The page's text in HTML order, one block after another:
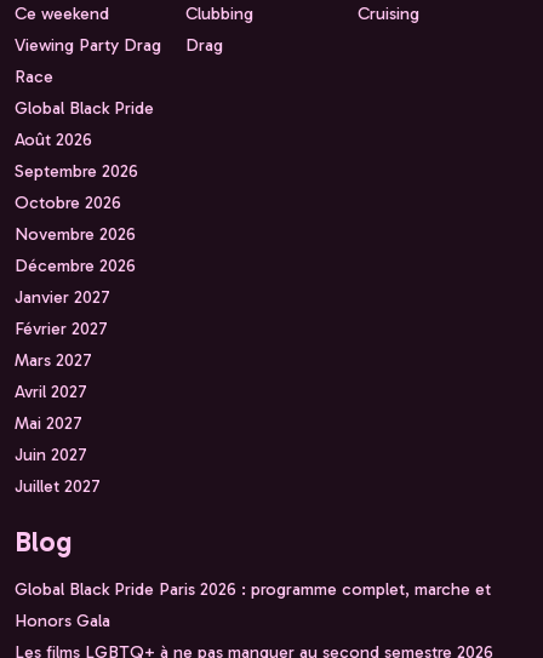
Ce weekend
Viewing Party Drag
Race
Global Black Pride
Août 2026
Septembre 2026
Octobre 2026
Novembre 2026
Décembre 2026
Janvier 2027
Février 2027
Mars 2027
Avril 2027
Mai 2027
Juin 2027
Juillet 2027
Clubbing
Drag
Cruising
Blog
Global Black Pride Paris 2026 : programme complet, marche et
Honors Gala
Les films LGBTQ+ à ne pas manquer au second semestre 2026